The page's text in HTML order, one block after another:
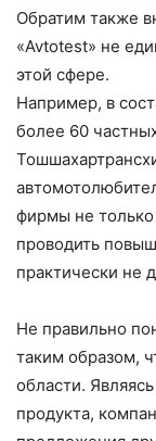
Обратим также
«Avtotest» не
этой сфере.
Например, в
более 60
фирмы не
проводить
практически не
Не правильно
таким образом,
области.
продукта,